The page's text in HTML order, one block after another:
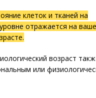
клеток и тканей на
отражается на
возраст
или